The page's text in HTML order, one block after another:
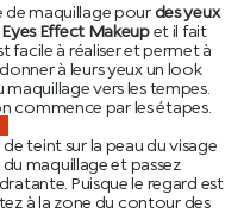
maquillage pour des yeux
Effect Makeupet il fait
facile à réaliser et permet à
à leurs yeux un look
vers les tempes.
commence par les étapes.
teint sur la peau du visage
maquillage et passez
Puisque le regard est
à la zone du contour des